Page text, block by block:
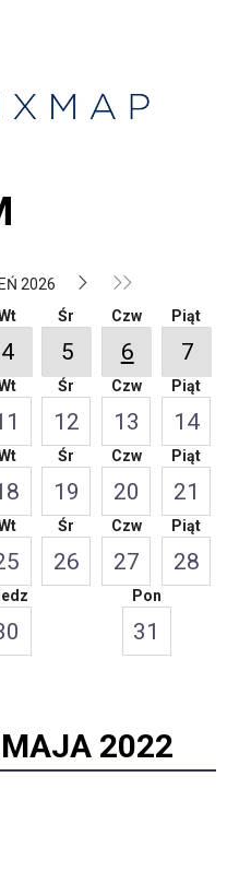
2026
4
Śr
5
Czw
6
Piąt
7
Śr
12
Czw
13
Piąt
14
Śr
19
Czw
20
Piąt
21
Śr
26
Czw
27
Piąt
28
Pon
31
2022